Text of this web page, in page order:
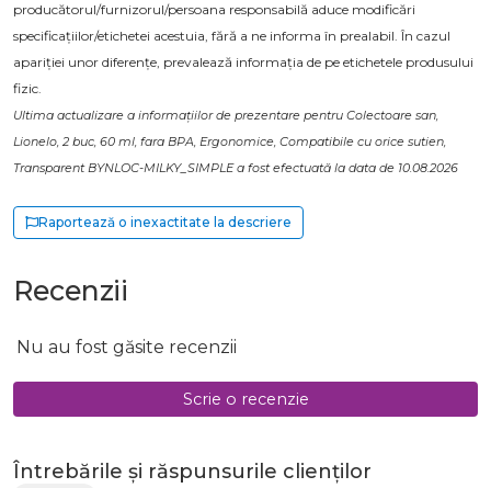
producătorul/furnizorul/persoana responsabilă aduce modificări
specificațiilor/etichetei acestuia, fără a ne informa în prealabil. În cazul
apariției unor diferențe, prevalează informația de pe etichetele produsului
fizic.
Ultima actualizare a informațiilor de prezentare pentru Colectoare san,
Lionelo, 2 buc, 60 ml, fara BPA, Ergonomice, Compatibile cu orice sutien,
Transparent BYNLOC-MILKY_SIMPLE a fost efectuată la data de 10.08.2026
Raportează o inexactitate la descriere
Recenzii
Nu au fost găsite recenzii
Scrie o recenzie
Întrebările și răspunsurile clienților